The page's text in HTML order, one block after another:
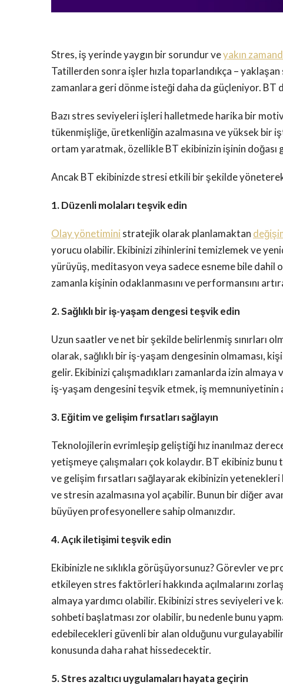
Stres, iş yerinde yaygın bir sorundur veyakın
Tatillerden sonra işler hızla toparlandıkça –
zamanlara geri dönme isteği daha da güçleniyor. BT
Bazı stres seviyeleri işleri halletmede harika bir
tükenmişliğe, üretkenliğin azalmasına ve yüksek bir
ortam yaratmak, özellikle BT ekibinizin işinin doğası
Ancak BT ekibinizde stresi etkili bir şekilde yöneterek
1. Düzenli molaları teşvik edin
Olay yönetimini stratejik olarak planlamaktan
yorucu olabilir. Ekibinizi zihinlerini temizlemek ve
yürüyüş, meditasyon veya sadece esneme bile dahil
zamanla kişinin odaklanmasını ve performansını
2. Sağlıklı bir iş-yaşam dengesi teşvik edin
Uzun saatler ve net bir şekilde belirlenmiş sınırları
olarak, sağlıklı bir iş-yaşam dengesinin olmaması,
gelir. Ekibinizi çalışmadıkları zamanlarda izin almaya
iş-yaşam dengesini teşvik etmek, iş
3. Eğitim ve gelişim fırsatları sağlayın
Teknolojilerin evrimleşip geliştiği hız inanılmaz
yetişmeye çalışmaları çok kolaydır. BT ekibiniz
ve gelişim fırsatları sağlayarak ekibinizin
ve stresin azalmasına yol açabilir. Bunun bir diğer
büyüyen profesyonellere sahip olmanızdır.
4. Açık iletişimi teşvik edin
Ekibinizle ne sıklıkla görüşüyorsunuz? Görevler ve
etkileyen stres faktörleri hakkında açılmalarını
almaya yardımcı olabilir. Ekibinizi stres seviyeleri ve
sohbeti başlatması zor olabilir, bu nedenle bunu
edebilecekleri güvenli bir alan olduğunu
konusunda daha rahat hissedecektir.
5. Stres azaltıcı uygulamaları hayata geçirin